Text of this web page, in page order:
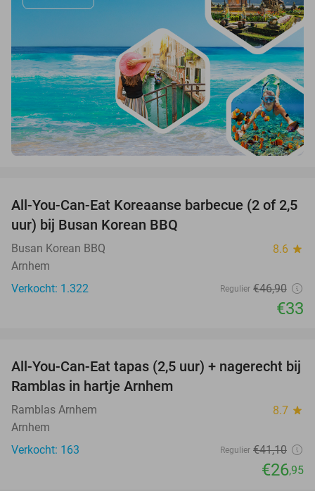
30%
All-You-Can-Eat Koreaanse barbecue (2 of 2,5
uur) bij Busan Korean BBQ
Busan Korean BBQ 8.6 star
Arnhem
Verkocht: 1.322
Regulier €46,90
€33
34%
All-You-Can-Eat tapas (2,5 uur) + nagerecht bij
Ramblas in hartje Arnhem
Ramblas Arnhem 8.7 star
Arnhem
Verkocht: 163
Regulier €41,10
€26,95